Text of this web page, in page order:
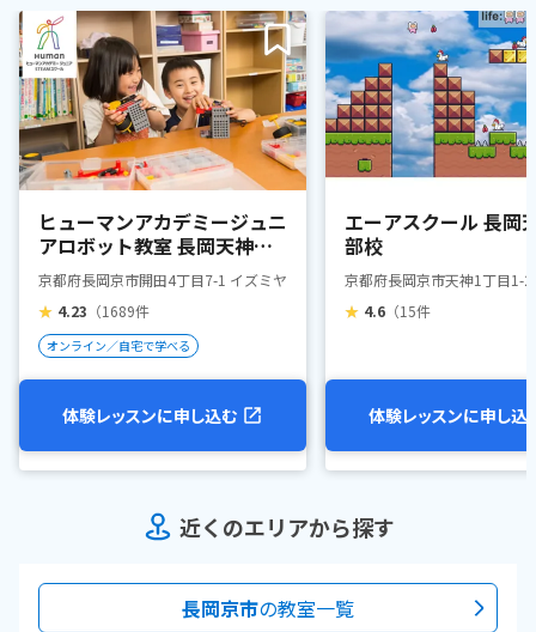
ヒューマンアカデミージュニ
アロボット教室 長岡天神駅
前
京都府長岡京市開田4丁目7-1 イズミヤ長岡店
★ 4.23 （1689件
オンライン／自宅で学べる
体験レッスンに申し込む
エーアスクール 長岡
部校
京都府長岡京市天神1丁目1-
★ 4.6 （15件
体験レッスンに申し込
近くのエリアから探す
長岡京市の教室一覧